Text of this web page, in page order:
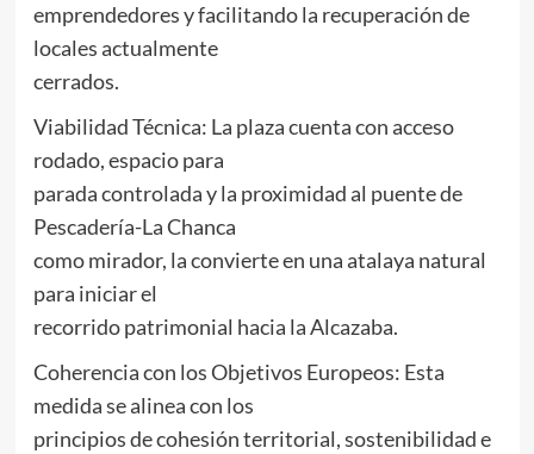
emprendedores y facilitando la recuperación de
locales actualmente
cerrados.
Viabilidad Técnica: La plaza cuenta con acceso
rodado, espacio para
parada controlada y la proximidad al puente de
Pescadería-La Chanca
como mirador, la convierte en una atalaya natural
para iniciar el
recorrido patrimonial hacia la Alcazaba.
Coherencia con los Objetivos Europeos: Esta
medida se alinea con los
principios de cohesión territorial, sostenibilidad e